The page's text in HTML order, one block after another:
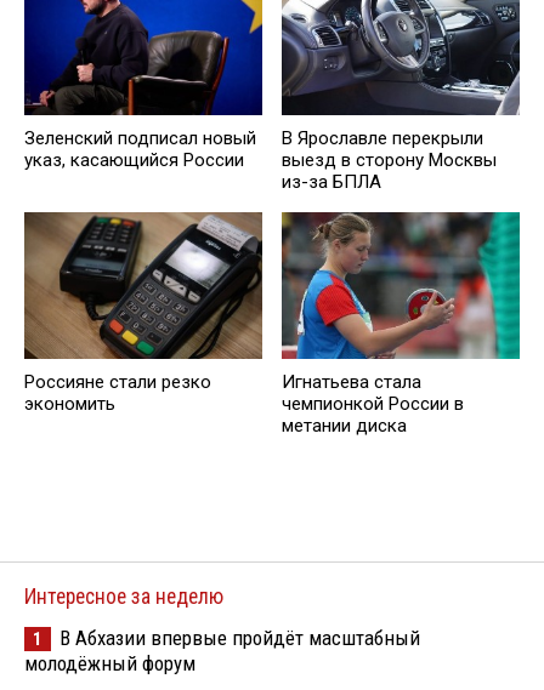
Зеленский подписал новый
указ, касающийся России
В Ярославле перекрыли
выезд в сторону Москвы
из-за БПЛА
Россияне стали резко
экономить
Игнатьева стала
чемпионкой России в
метании диска
Интересное за неделю
1
В Абхазии впервые пройдёт масштабный
молодёжный форум